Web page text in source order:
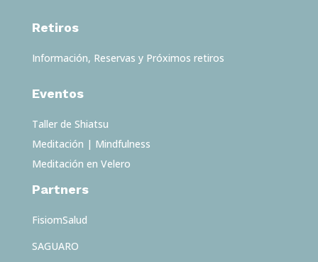
Retiros
Información, Reservas y Próximos retiros
Eventos
Taller de Shiatsu
Meditación | Mindfulness
Meditación en Velero
Partners
FisiomSalud
SAGUARO